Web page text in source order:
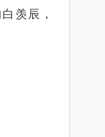
羡辰，